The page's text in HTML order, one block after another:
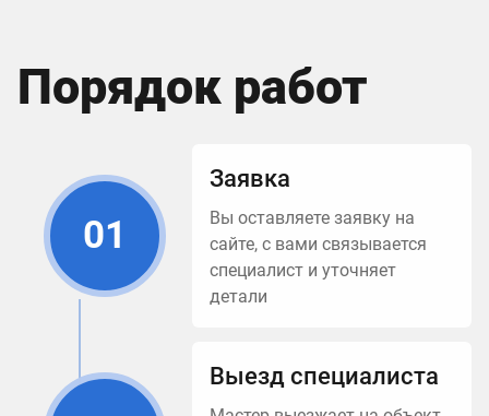
Порядок работ
01
Заявка
Вы оставляете заявку на
сайте, с вами связывается
специалист и уточняет
детали
Выезд специалиста